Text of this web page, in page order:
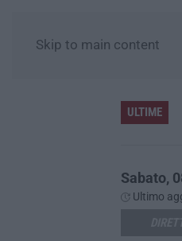
Skip to main content
ULTIME
Sabato,
Ultimo